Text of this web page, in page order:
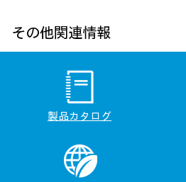
その他関連情報
製品カタログ